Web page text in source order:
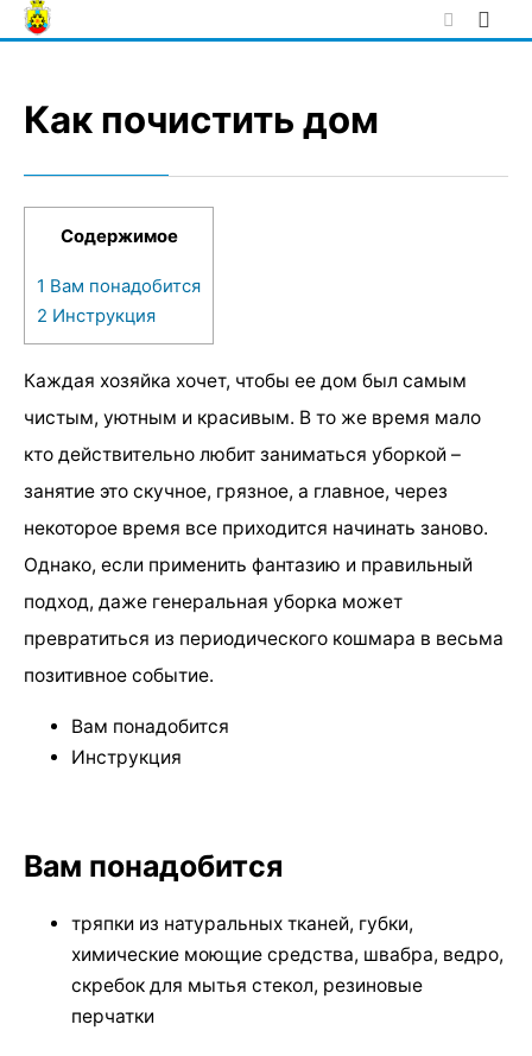
Skip
to
Как почистить дом
Содержимое
1 Вам понадобится
2 Инструкция
Каждая хозяйка хочет, чтобы ее дом был самым
чистым, уютным и красивым. В то же время мало
кто действительно любит заниматься уборкой –
занятие это скучное, грязное, а главное, через
некоторое время все приходится начинать заново.
Однако, если применить фантазию и правильный
подход, даже генеральная уборка может
превратиться из периодического кошмара в весьма
позитивное событие.
Вам понадобится
Инструкция
Вам понадобится
тряпки из натуральных тканей, губки,
химические моющие средства, швабра, ведро,
скребок для мытья стекол, резиновые
перчатки